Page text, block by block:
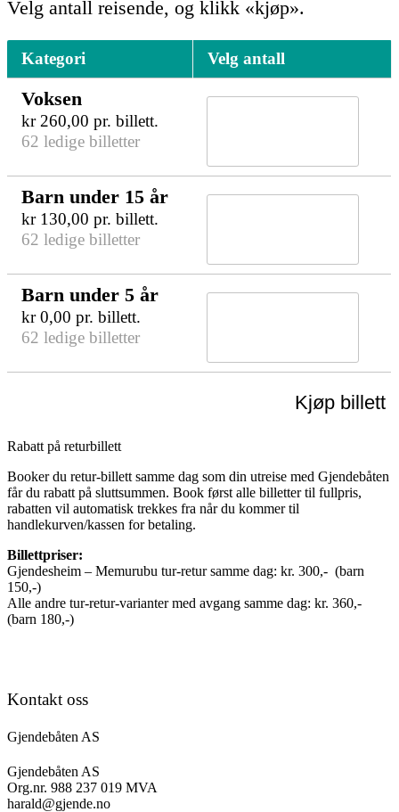
Velg antall reisende, og klikk «kjøp».
Kategori Velg antall
Voksen
kr260,00 pr. billett.
62 ledige billetter
Barn under 15 år
kr130,00 pr. billett.
62 ledige billetter
Barn under 5 år
kr0,00 pr. billett.
62 ledige billetter
Kjøp billett
Rabatt på returbillett
Booker du retur-billett samme dag som din utreise med Gjendebåten
får du rabatt på sluttsummen. Book først alle billetter til fullpris,
rabatten vil automatisk trekkes fra når du kommer til
handlekurven/kassen for betaling.
Billettpriser:
Gjendesheim – Memurubu tur-retur samme dag: kr. 300,- (barn
150,-)
Alle andre tur-retur-varianter med avgang samme dag: kr. 360,-
(barn 180,-)
Kontakt oss
Gjendebåten AS
Gjendebåten AS
Org.nr. 988 237 019 MVA
harald@gjende.no